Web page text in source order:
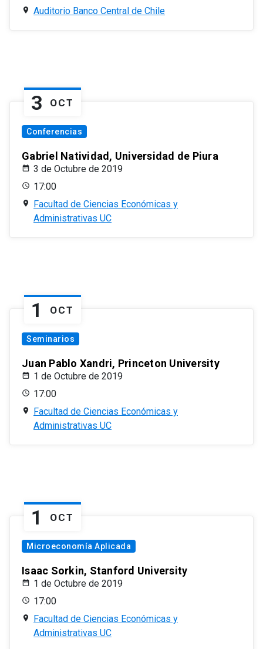
Auditorio Banco Central de Chile
3 OCT
Conferencias
Gabriel Natividad, Universidad de Piura
3 de Octubre de 2019
17:00
Facultad de Ciencias Económicas y
Administrativas UC
1 OCT
Seminarios
Juan Pablo Xandri, Princeton University
1 de Octubre de 2019
17:00
Facultad de Ciencias Económicas y
Administrativas UC
1 OCT
Microeconomía Aplicada
Isaac Sorkin, Stanford University
1 de Octubre de 2019
17:00
Facultad de Ciencias Económicas y
Administrativas UC